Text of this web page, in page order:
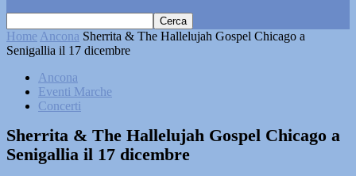
Home Ancona Sherrita & The Hallelujah Gospel Chicago a
Senigallia il 17 dicembre
Ancona
Eventi Marche
Concerti
Sherrita & The Hallelujah Gospel Chicago a
Senigallia il 17 dicembre